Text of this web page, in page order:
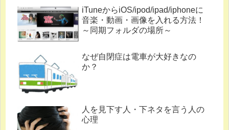
iTuneからiOS/ipod/ipad/iphoneに
音楽・動画・画像を入れる方法！
～同期フォルダの場所～
なぜ自閉症は電車が大好きなの
か？
人を見下す人・下ネタを言う人の
心理